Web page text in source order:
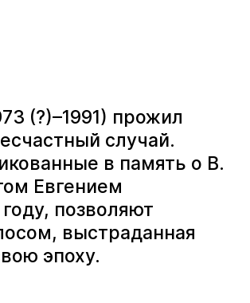
(?)–1991) прожил
случай.
в память о В.
Евгением
позволяют
выстраданная
эпоху.